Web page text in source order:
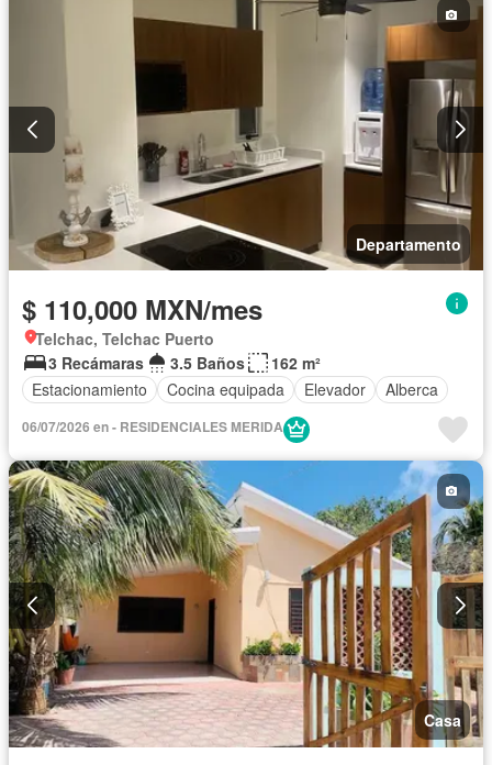
Departamento
$ 110,000 MXN/mes
Telchac, Telchac Puerto
3 Recámaras
3.5 Baños
162 m²
Estacionamiento
Cocina equipada Elevador Alberca
06/07/2026 en - RESIDENCIALES MERIDA
Casa